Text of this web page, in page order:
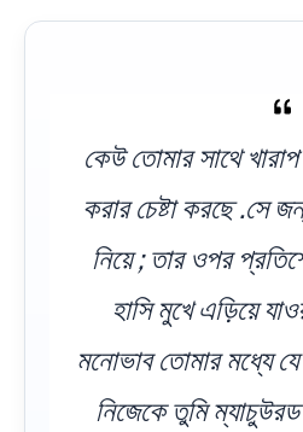
কেউ তোমার সাথে
করার চেষ্টা করছে .সে
নিয়ে ; তার ওপর
হাসি মুখে এড়িয়ে
মনোভাব তোমার মধ্যে যে
নিজেকে তুমি